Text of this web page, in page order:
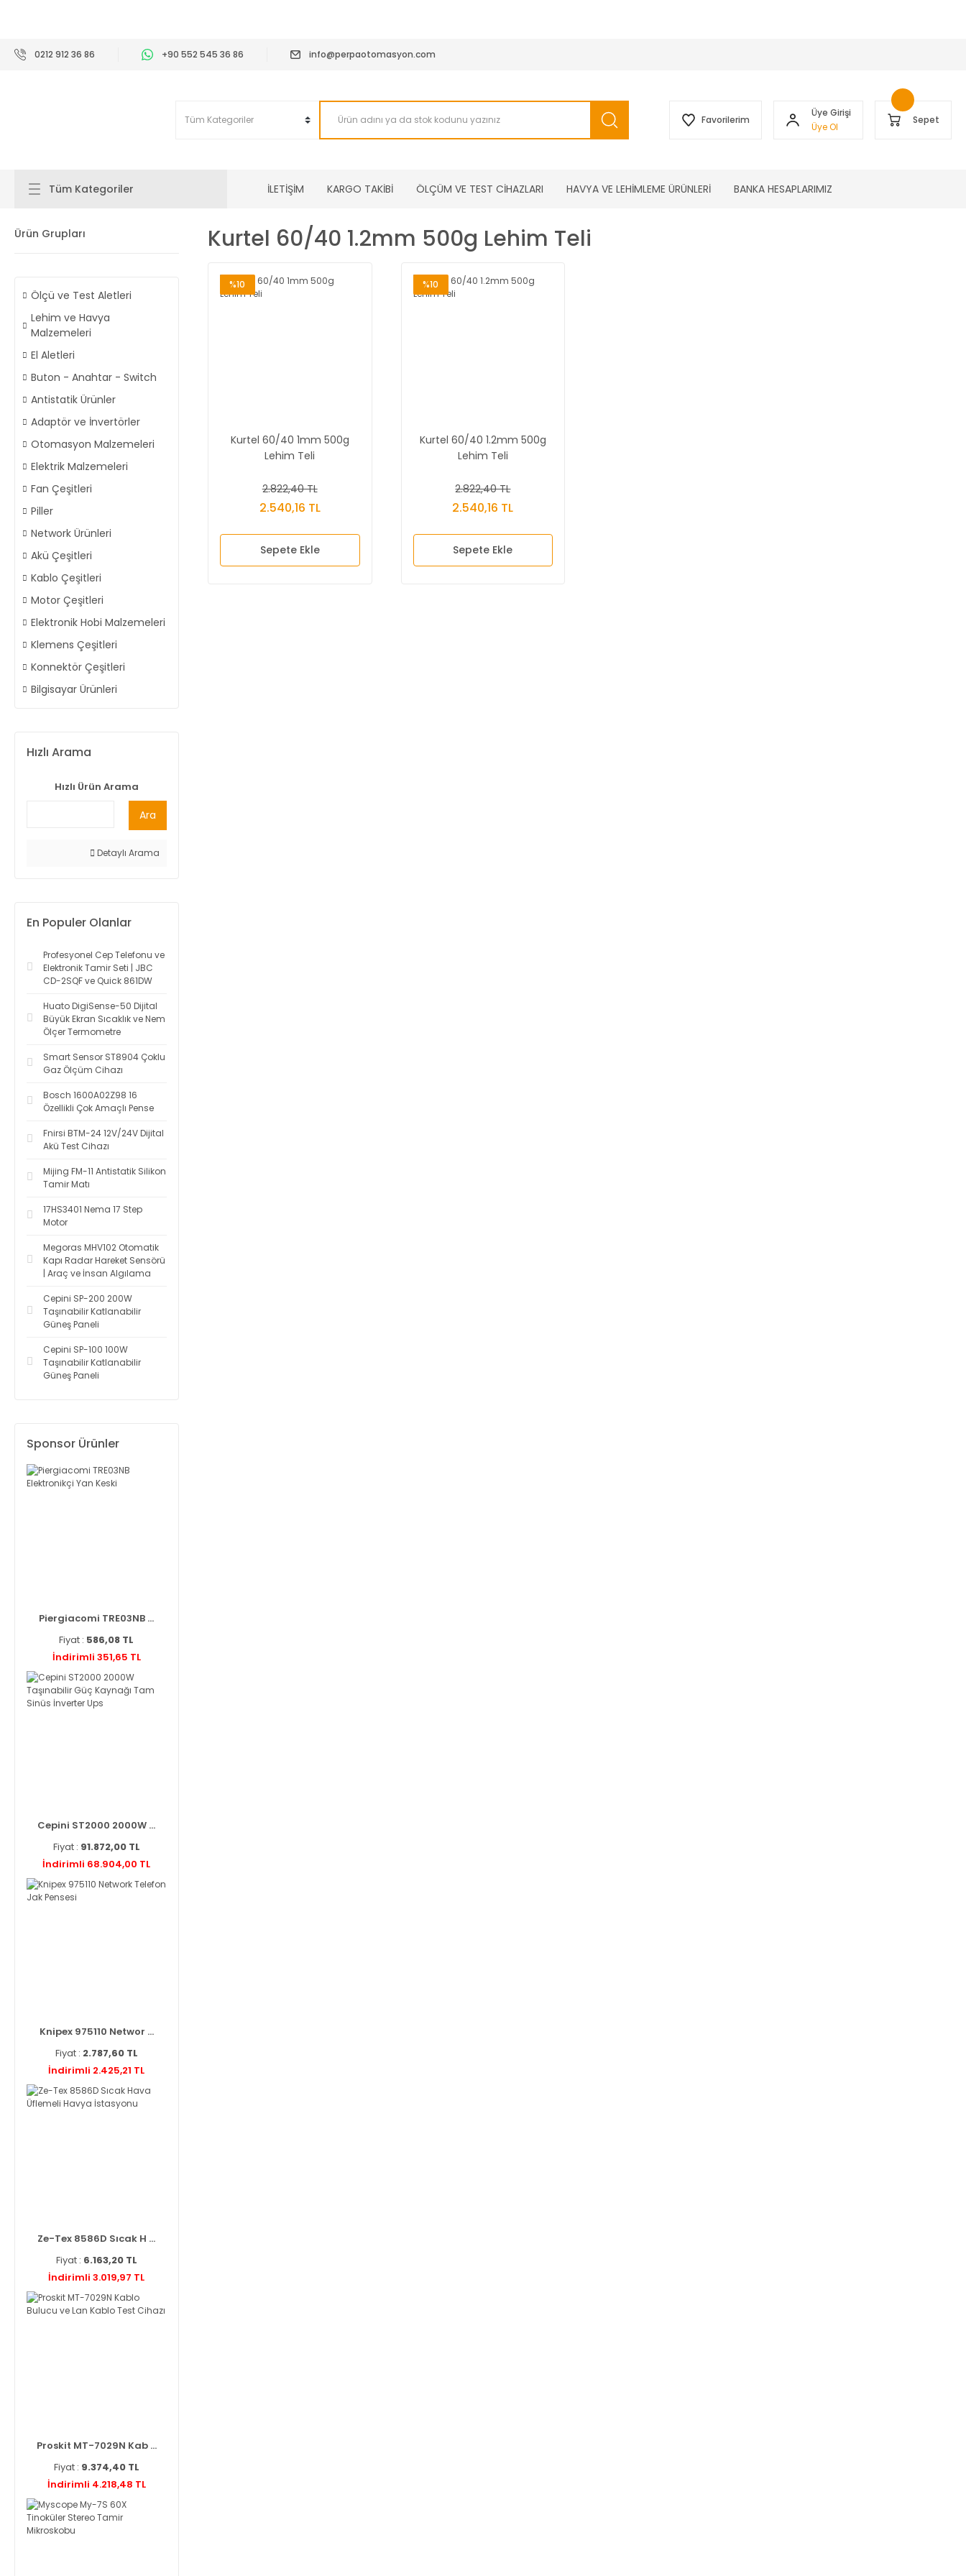
0212 912 36 86 +90 552 545 36 86 info@perpaotomasyon.com
Favorilerim
Üye Girişi
Üye Ol
Sepet
Tüm Kategoriler İLETİŞİM KARGO TAKİBİ ÖLÇÜM VE TEST CİHAZLARI HAVYA VE LEHİMLEME ÜRÜNLERİ BANKA HESAPLARIMIZ
Ürün Grupları
Ölçü ve Test Aletleri
Lehim ve Havya
Malzemeleri
El Aletleri
Buton - Anahtar - Switch
Antistatik Ürünler
Adaptör ve İnvertörler
Otomasyon Malzemeleri
Elektrik Malzemeleri
Fan Çeşitleri
Piller
Network Ürünleri
Akü Çeşitleri
Kablo Çeşitleri
Motor Çeşitleri
Elektronik Hobi Malzemeleri
Klemens Çeşitleri
Konnektör Çeşitleri
Bilgisayar Ürünleri
Hızlı Arama
Hızlı Ürün Arama
Ara
Detaylı Arama
En Populer Olanlar
Profesyonel Cep Telefonu ve
Elektronik Tamir Seti | JBC
CD-2SQF ve Quick 861DW
Huato DigiSense-50 Dijital
Büyük Ekran Sıcaklık ve Nem
Ölçer Termometre
Smart Sensor ST8904 Çoklu
Gaz Ölçüm Cihazı
Bosch 1600A02Z98 16
Özellikli Çok Amaçlı Pense
Fnirsi BTM-24 12V/24V Dijital
Akü Test Cihazı
Mijing FM-11 Antistatik Silikon
Tamir Matı
17HS3401 Nema 17 Step
Motor
Megoras MHV102 Otomatik
Kapı Radar Hareket Sensörü
| Araç ve İnsan Algılama
Cepini SP-200 200W
Taşınabilir Katlanabilir
Güneş Paneli
Cepini SP-100 100W
Taşınabilir Katlanabilir
Güneş Paneli
Sponsor Ürünler
Piergiacomi TRE03NB ...
Fiyat : 586,08 TL
İndirimli 351,65 TL
Cepini ST2000 2000W ...
Fiyat : 91.872,00 TL
İndirimli 68.904,00 TL
Knipex 975110 Networ ...
Fiyat : 2.787,60 TL
İndirimli 2.425,21 TL
Ze-Tex 8586D Sıcak H ...
Fiyat : 6.163,20 TL
İndirimli 3.019,97 TL
Proskit MT-7029N Kab ...
Fiyat : 9.374,40 TL
İndirimli 4.218,48 TL
Kurtel 60/40 1.2mm 500g Lehim Teli
%10
Kurtel 60/40 1mm 500g
Lehim Teli
2.822,40 TL
2.540,16 TL
Sepete Ekle
%10
Kurtel 60/40 1.2mm 500g
Lehim Teli
2.822,40 TL
2.540,16 TL
Sepete Ekle